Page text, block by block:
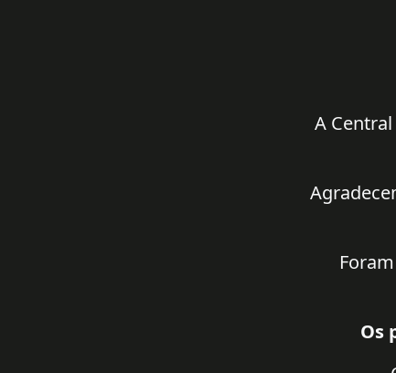
A
Os